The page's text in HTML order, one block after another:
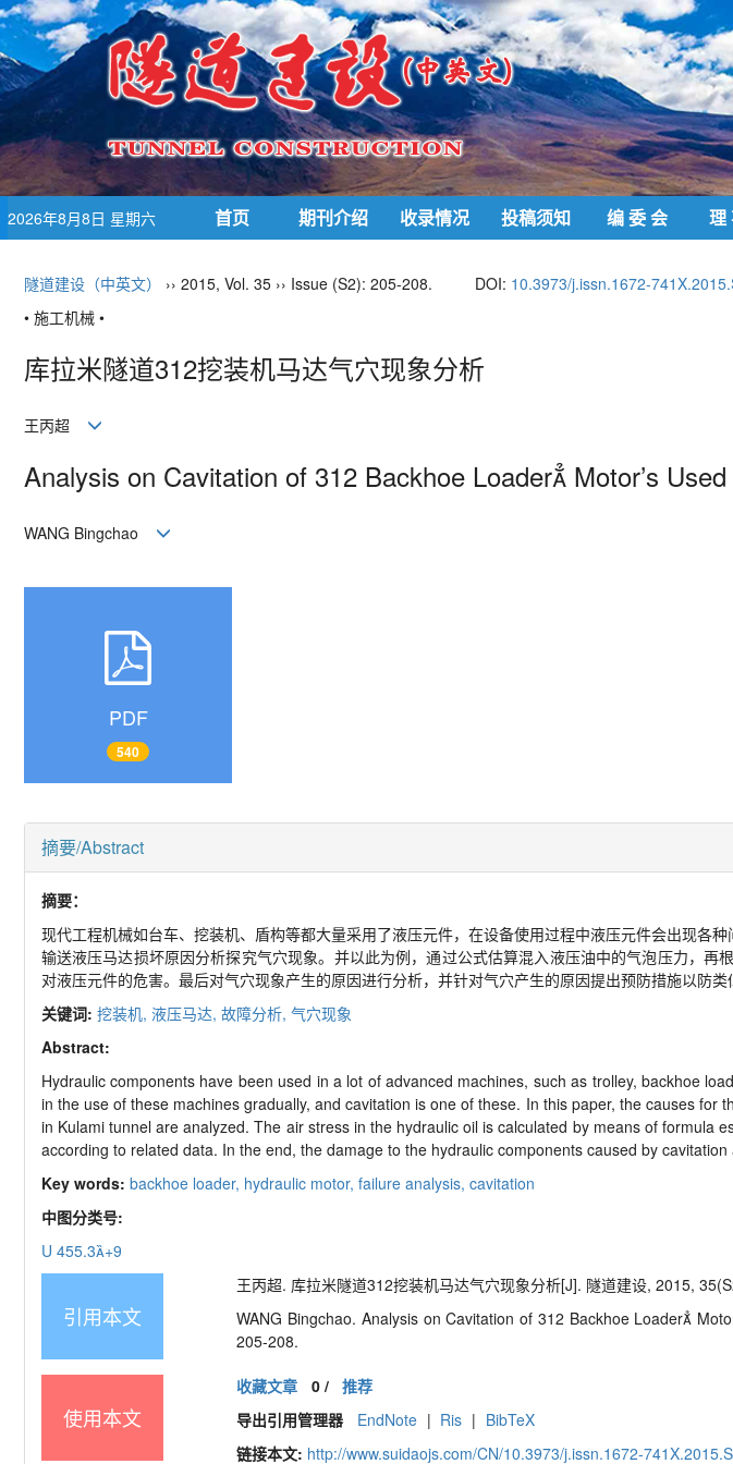
2026年8月8日 星期六 首页 期刊介绍 收录情况 投稿须知 编 委 会 理
隧道建设（中英文） ›› 2015, Vol. 35 ›› Issue (S2): 205-208. DOI: 10.3973/j.issn.1672-
• 施工机械 •
库拉米隧道312挖装机马达气穴现象分析
王丙超
Analysis on Cavitation of 312 Backhoe Loader Motor’s
WANG Bingchao
PDF
540
摘要/Abstract
摘要：
现代工程机械如台车、挖装机、盾构等都大量采用了液压元件，在设备使用过程中液压元件会出现各
输送液压马达损坏原因分析探究气穴现象。并以此为例，通过公式估算混入液压油中的气泡压力，
对液压元件的危害。最后对气穴现象产生的原因进行分析，并针对气穴产生的原因提出预防措施以防
关键词: 挖装机, 液压马达, 故障分析, 气穴现象
Abstract:
Hydraulic components have been used in a lot of advanced machines, such as trolley, backhoe
in the use of these machines gradually, and cavitation is one of these. In this paper, the causes
in Kulami tunnel are analyzed. The air stress in the hydraulic oil is calculated by means of formula
according to related data. In the end, the damage to the hydraulic components caused by
Key words: backhoe loader, hydraulic motor, failure analysis, cavitation
中图分类号:
U 455.3+9
引用本文
王丙超. 库拉米隧道312挖装机马达气穴现象分析[J]. 隧道建设, 2015,
WANG Bingchao. Analysis on Cavitation of 312 Backhoe Loader
205-208.
使用本文
收藏文章 0/ 推荐
导出引用管理器
EndNote | Ris | BibTeX
链接本文: http://www.suidaojs.com/CN/10.3973/j.issn.1672-